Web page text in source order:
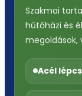
Szakmai
hűtőházi és
megoldások,
Acél